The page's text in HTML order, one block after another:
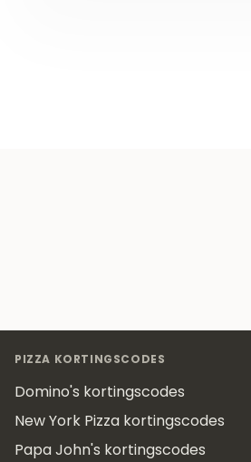
PIZZA KORTINGSCODES
Domino's kortingscodes
New York Pizza kortingscodes
Papa John's kortingscodes